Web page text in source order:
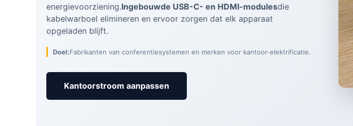
energievoorziening.Ingebouwde USB-C- en HDMI-modulesdie
kabelwarboel elimineren en ervoor zorgen dat elk apparaat
opgeladen blijft.
Doel:Fabrikanten van conferentiesystemen en merken voor kantoor-elektrificatie.
Kantoorstroom aanpassen